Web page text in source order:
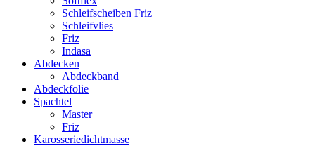
Schleifscheiben Friz
Schleifvlies
Friz
Indasa
Abdecken
Abdeckband
Abdeckfolie
Spachtel
Master
Friz
Karosseriedichtmasse